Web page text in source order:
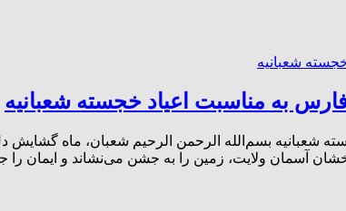
به مناسبت اعیاد خجسته شعبانیه
شعبانیه بسم‌الله الرحمن الرحیم شعبان، ماه
آسمان ولایت، زمین را به جشن می‌نشاند و ایمان